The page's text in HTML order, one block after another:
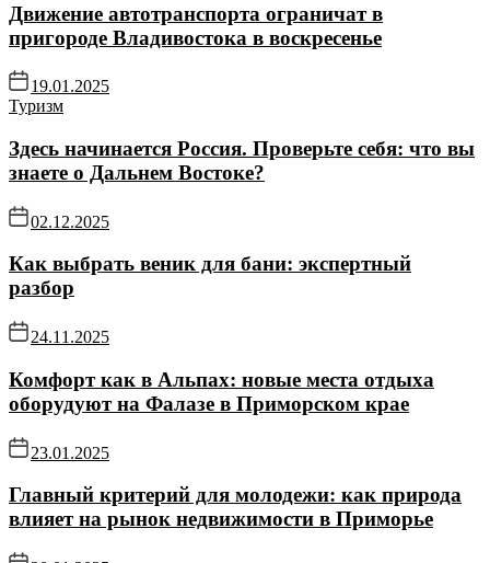
Движение автотранспорта ограничат в
пригороде Владивостока в воскресенье
19.01.2025
Туризм
Здесь начинается Россия. Проверьте себя: что вы
знаете о Дальнем Востоке?
02.12.2025
Как выбрать веник для бани: экспертный
разбор
24.11.2025
Комфорт как в Альпах: новые места отдыха
оборудуют на Фалазе в Приморском крае
23.01.2025
Главный критерий для молодежи: как природа
влияет на рынок недвижимости в Приморье